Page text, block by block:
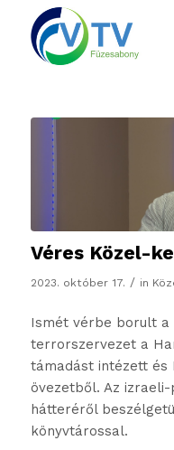
Véres Közel-
2023. október 17. / in
Ismét vérbe borult a
terrorszervezet a
támadást intézett és
övezetből. Az
hátteréről
könyvtárossal.